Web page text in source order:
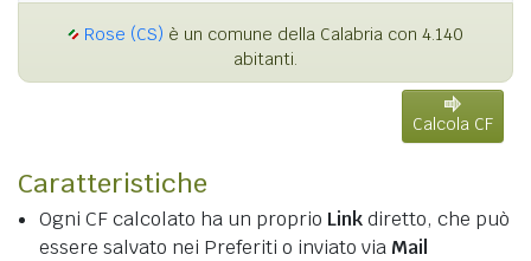
Rose (CS) è un comune della Calabria con 4.140
abitanti.
Calcola CF
Caratteristiche
Ogni CF calcolato ha un proprio Linkdiretto, che può
essere salvato nei Preferiti o inviato via Mail